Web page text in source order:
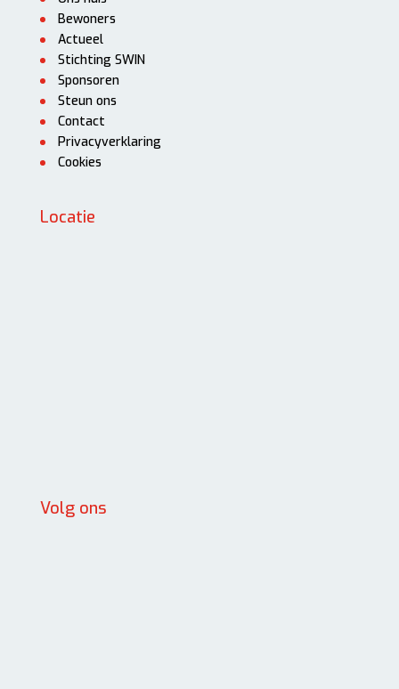
Bewoners
Actueel
Stichting SWIN
Sponsoren
Steun ons
Contact
Privacyverklaring
Cookies
Locatie
Volg ons